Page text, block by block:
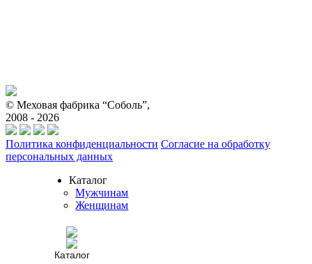
© Меховая фабрика “Соболь”,
2008 - 2026
Политика конфиденциальности Согласие на обработку
персональных данных
Каталог
Мужчинам
Женщинам
Как купить?
и оплата
Бесплатная
Каталог